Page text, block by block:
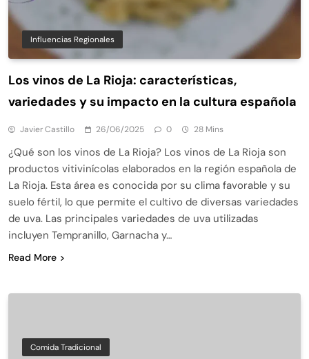
Influencias Regionales
Los vinos de La Rioja: características,
variedades y su impacto en la cultura española
Javier Castillo 26/06/2025 0 28 Mins
¿Qué son los vinos de La Rioja? Los vinos de La Rioja son
productos vitivinícolas elaborados en la región española de
La Rioja. Esta área es conocida por su clima favorable y su
suelo fértil, lo que permite el cultivo de diversas variedades
de uva. Las principales variedades de uva utilizadas
incluyen Tempranillo, Garnacha y…
Read More
Comida Tradicional